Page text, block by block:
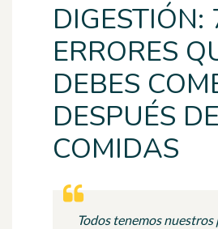
DIGESTIÓN:
ERRORES
DEBES
DESPUÉS
COMIDAS
Todos tenemos nuestros